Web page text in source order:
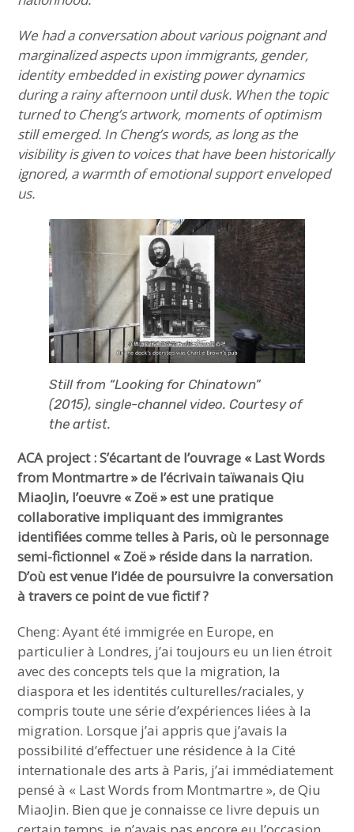
We had a conversation about various poignant and
marginalized aspects upon immigrants, gender,
identity embedded in existing power dynamics
during a rainy afternoon until dusk. When the topic
turned to Cheng’s artwork, moments of optimism
still emerged. In Cheng’s words, as long as the
visibility is given to voices that have been historically
ignored, a warmth of emotional support enveloped
us.
Still from “Looking for Chinatown”
(2015), single-channel video. Courtesy of
the artist.
ACA project : S’écartant de l’ouvrage « Last Words
from Montmartre » de l’écrivain taïwanais Qiu
MiaoJin, l’oeuvre « Zoë » est une pratique
collaborative impliquant des immigrantes
identifiées comme telles à Paris, où le personnage
semi-fictionnel « Zoë » réside dans la narration.
D’où est venue l’idée de poursuivre la conversation
à travers ce point de vue fictif ?
Cheng: Ayant été immigrée en Europe, en
particulier à Londres, j’ai toujours eu un lien étroit
avec des concepts tels que la migration, la
diaspora et les identités culturelles/raciales, y
compris toute une série d’expériences liées à la
migration. Lorsque j’ai appris que j’avais la
possibilité d’effectuer une résidence à la Cité
internationale des arts à Paris, j’ai immédiatement
pensé à « Last Words from Montmartre », de Qiu
MiaoJin. Bien que je connaisse ce livre depuis un